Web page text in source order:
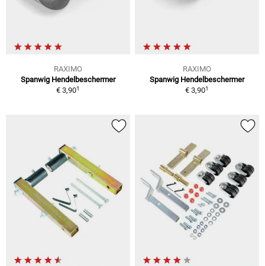
RAXIMO
Spanwig Hendelbeschermer
€ 3,901
RAXIMO
Spanwig Hendelbeschermer
€ 3,901